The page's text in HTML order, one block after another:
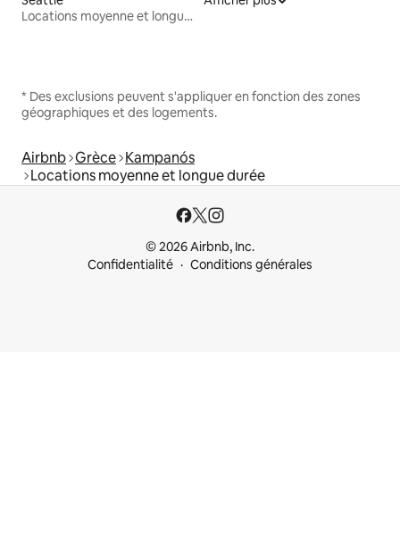
Locations moyenne et longue durée
* Des exclusions peuvent s'appliquer en fonction des zones
géographiques et des logements.
Airbnb Grèce Kampanós
Locations moyenne et longue durée
© 2026 Airbnb, Inc.
Confidentialité
Conditions générales